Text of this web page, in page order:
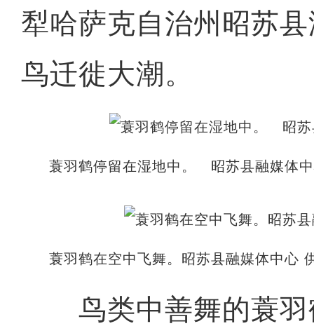
犁哈萨克自治州昭苏
鸟迁徙大潮。
蓑羽鹤停留在湿地中。 昭苏县融媒体
蓑羽鹤在空中飞舞。昭苏县融媒体中心
鸟类中善舞的蓑羽